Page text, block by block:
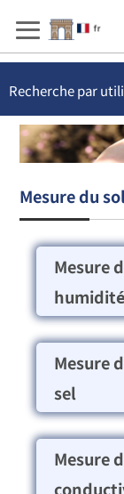
Recherche par
Mesure du sol
Mesure
humidité
Mesure
sel
Mesure